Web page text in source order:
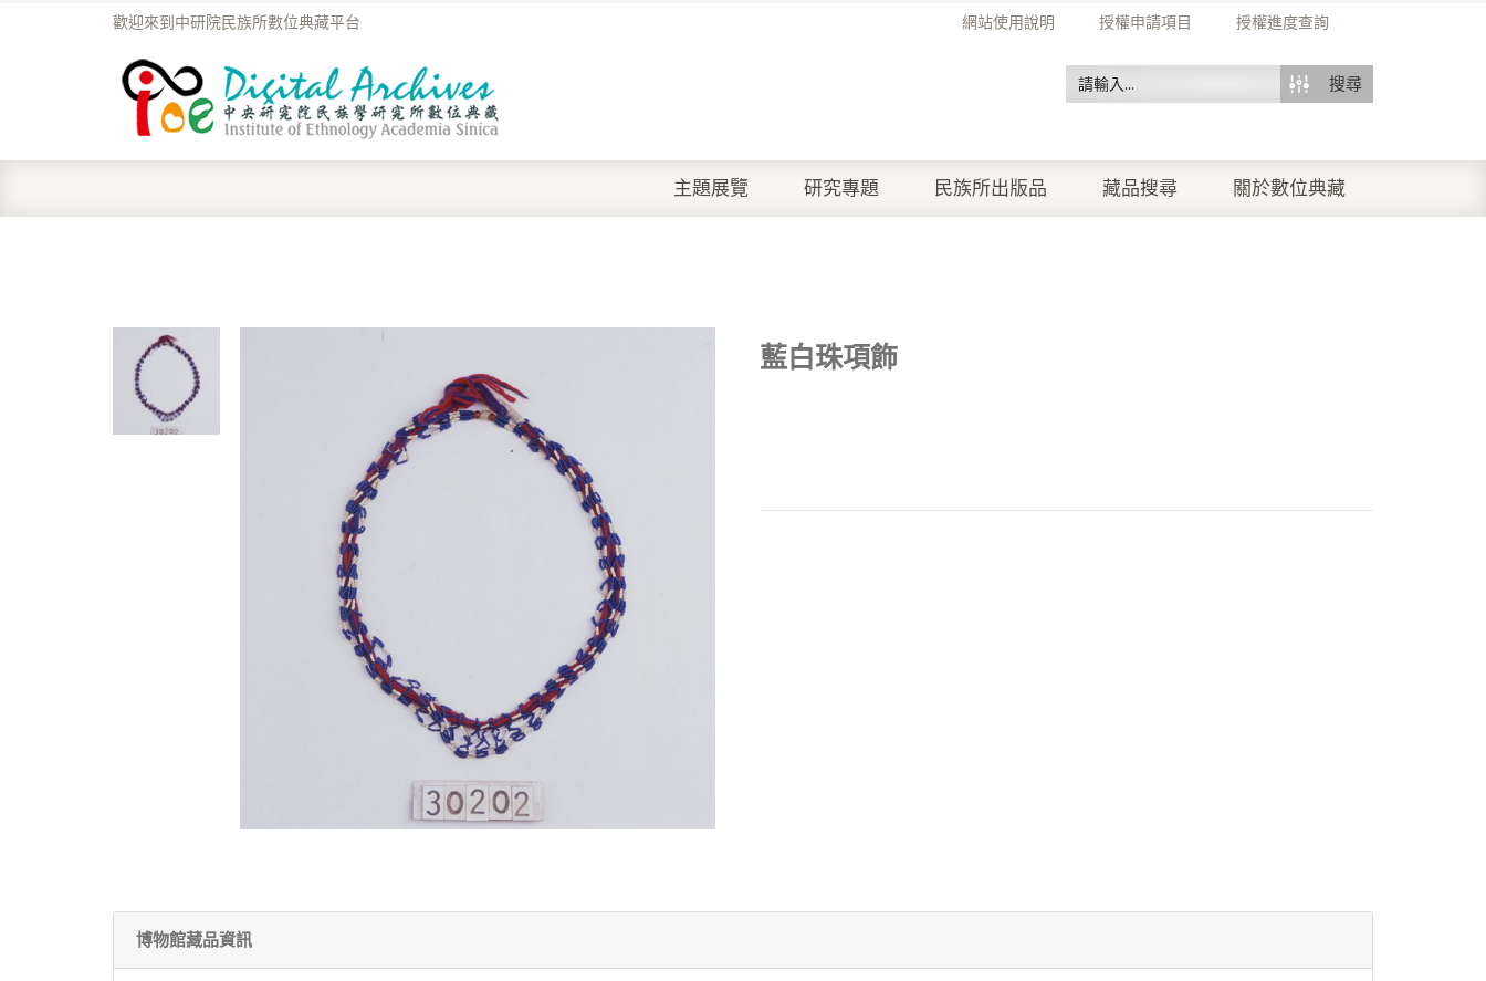
網站使用說明 授權申請項目 授權進度查詢
歡迎來到中研院民族所數位典藏平台
搜尋
主題展覽 研究專題 民族所出版品 藏品搜尋 關於數位典藏
藍白珠項飾
博物館藏品資訊